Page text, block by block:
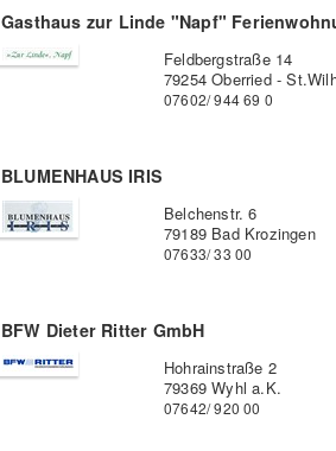
Gasthaus zur Linde "Napf"
Feldbergstraße 14
79254 Oberried -
07602/ 944 69 0
BLUMENHAUS IRIS
Belchenstr. 6
79189 Bad Krozingen
07633/ 33 00
BFW Dieter Ritter GmbH
Hohrainstraße 2
79369 Wyhl a.K.
07642/ 920 00